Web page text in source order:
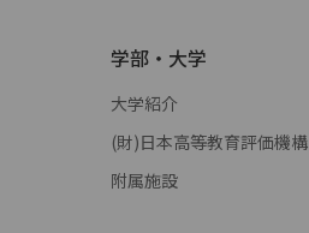
学部・大学
大学紹介
(財)日本高等教育評価機構
附属施設